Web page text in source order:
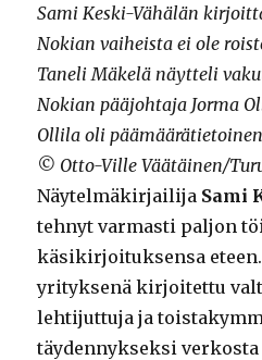
Sami Keski-Vähälän
Nokian vaiheista ei ole
Taneli Mäkelä näytteli
Nokian pääjohtaja Jorma
Ollila oli
© Otto-Ville Väätäinen/
Näytelmäkirjailija Sami
tehnyt varmasti paljon
käsikirjoituksensa
yrityksenä kirjoitettu
lehtijuttuja ja
täydennykseksi verkosta